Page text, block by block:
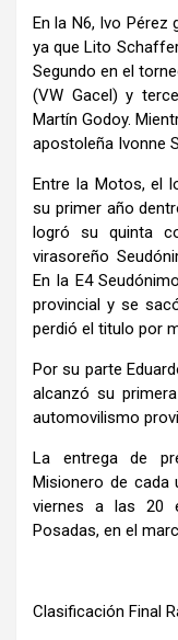
En la N6, Ivo
ya que Lito
Segundo en el
(VW Gacel) y
Martín Godoy.
apostoleña Ivonne
Entre la Motos, el
su primer año
logró su quinta
virasoreño
En la E4
provincial y se
perdió el titulo por
Por su parte
alcanzó su
automovilismo
La entrega de
Misionero de cada
viernes a las 20
Posadas, en el
Clasificación Final